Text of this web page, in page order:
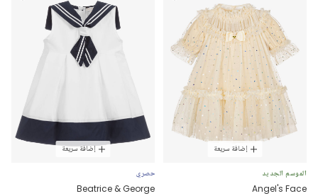
إضافة سريعة
الموسم الجديد
Angel's Face
إضافة سريعة
حصري
Beatrice & George